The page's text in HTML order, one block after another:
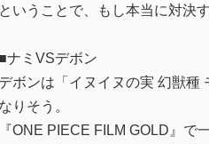
ということで、もし本当に対決
■ナミVSデボン
デボンは「イヌイヌの実 幻獣種
なりそう。
『ONE PIECE FILM GOLD』